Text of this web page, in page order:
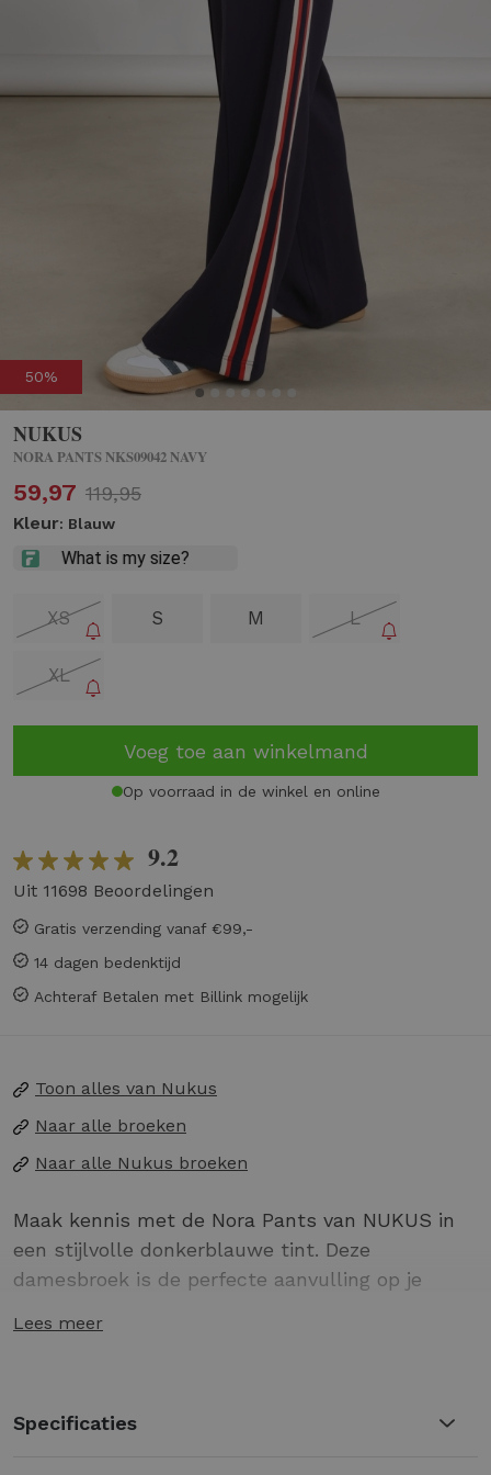
50%
NUKUS
NORA PANTS NKS09042 NAVY
59,97 119,95
Kleur: Blauw
XS S M L
XL
Voeg toe aan winkelmand
Op voorraad in de winkel en online
9.2
Uit 11698 Beoordelingen
Gratis verzending vanaf €99,-
14 dagen bedenktijd
Achteraf Betalen met Billink mogelijk
Toon alles van Nukus
Naar alle broeken
Naar alle Nukus broeken
Maak kennis met de Nora Pants van NUKUS in
een stijlvolle donkerblauwe tint. Deze
damesbroek is de perfecte aanvulling op je
die zowel casual als chic gecombineerd kan
Lees meer
Specificaties